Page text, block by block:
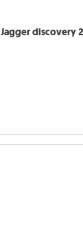
Jagger discovery